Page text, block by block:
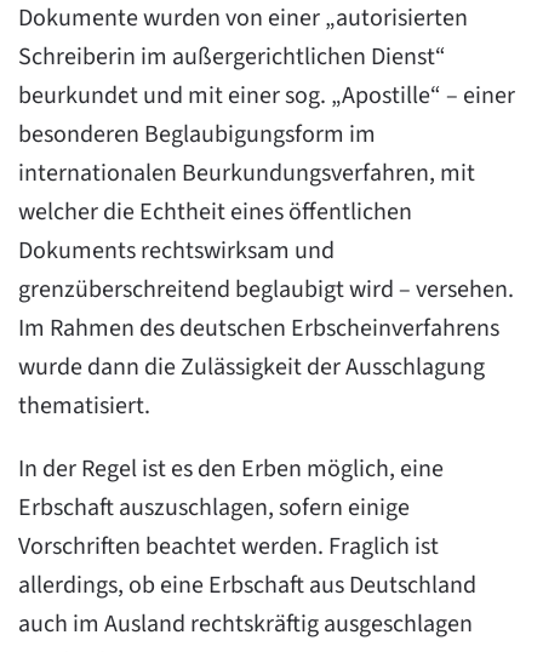
Dokumente wurden von einer „autorisierten
Schreiberin im außergerichtlichen Dienst“
beurkundet und mit einer sog. „Apostille“ – einer
besonderen Beglaubigungsform im
internationalen Beurkundungsverfahren, mit
welcher die Echtheit eines öffentlichen
Dokuments rechtswirksam und
grenzüberschreitend beglaubigt wird – versehen.
Im Rahmen des deutschen Erbscheinverfahrens
wurde dann die Zulässigkeit der Ausschlagung
thematisiert.
In der Regel ist es den Erben möglich, eine
Erbschaft auszuschlagen, sofern einige
Vorschriften beachtet werden. Fraglich ist
allerdings, ob eine Erbschaft aus Deutschland
auch im Ausland rechtskräftig ausgeschlagen